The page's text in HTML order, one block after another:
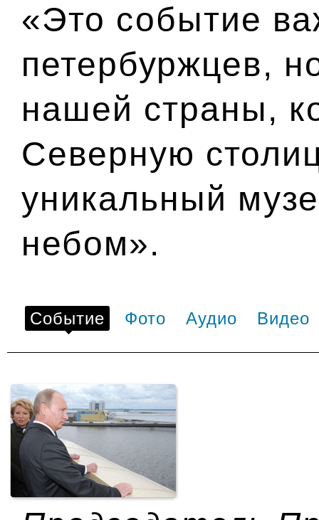
«Это событие
петербуржцев,
нашей страны,
Северную
уникальный
небом».
Событие Фото Аудио Видео